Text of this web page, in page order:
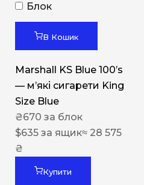
Блок
В Кошик
Marshall KS Blue 100’s
— м’які сигарети King
Size Blue
₴670 за блок
$635 за ящик≈ 28 575
₴
Купити